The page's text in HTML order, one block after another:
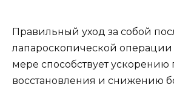
Правильный уход за собой
лапароскопической операции
мере способствует ускорению
восстановления и снижению